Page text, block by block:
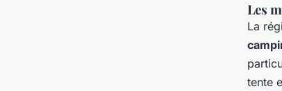
Les
La
tente